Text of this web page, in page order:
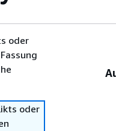
oder
oder